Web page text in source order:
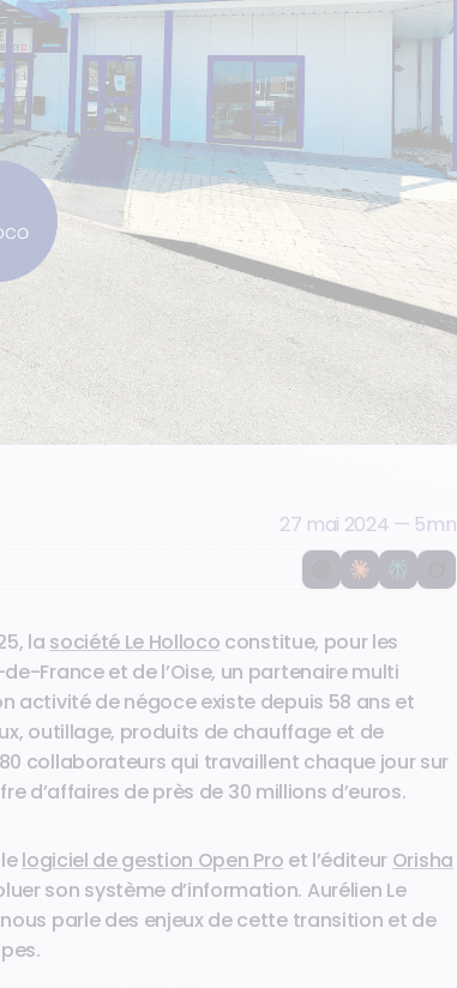
27 mai 2024 — 5mn
la société Le Holloco constitue, pour les
France et de l’Oise, un partenaire multi
activité de négoce existe depuis 58 ans et
outillage, produits de chauffage et de
collaborateurs qui travaillent chaque jour sur
d’affaires de près de 30 millions d’euros.
logiciel de gestion Open Pro et l’éditeur Orisha
son système d’information. Aurélien Le
parle des enjeux de cette transition et de